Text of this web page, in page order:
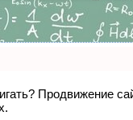
Продвижение